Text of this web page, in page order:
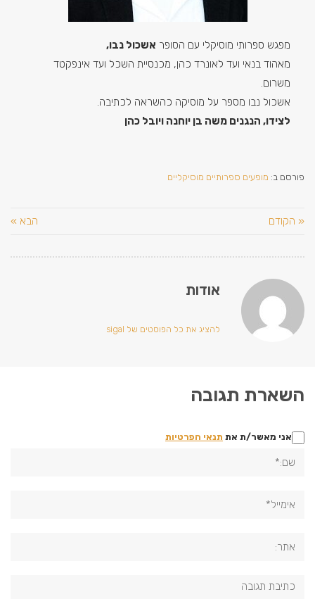
מפגש ספרותי מוסיקלי עם הסופר אשכול נבו,
מאהוד בנאי ועד לאונרד כהן, מכנסיית השכל ועד אינפקטד
משרום.
אשכול נבו מספר על מוסיקה כהשראה לכתיבה.
לצידו, הנגנים משה בן יוחנה ויובל כהן
פורסם ב: מופעים ספרותיים מוסיקליים
« הקודם הבא »
אודות
להציג את כל הפוסטים של sigal
השארת תגובה
אני מאשר/ת את תנאי הפרטיות